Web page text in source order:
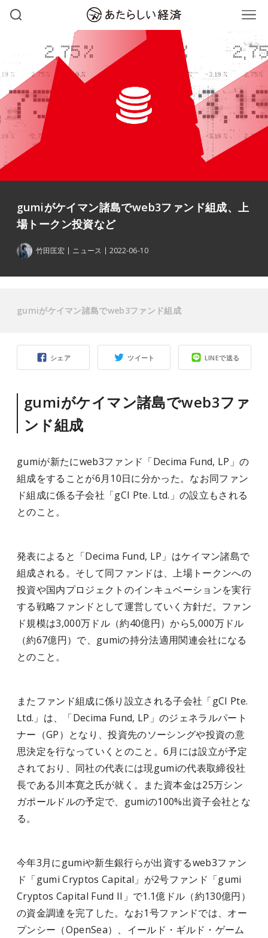
gumiがケイマン諸島でweb3ファンド組成、上
場トークン投資など
竹田匡宏 ニュース 2022-06-10
シェア ツイート LINEで送る
gumiがケイマン諸島でweb3ファ
ンド組成
gumiが新たにweb3ファンド「Decima Fund, LP」の
組成をすることが6月10日に分かった。なお同ファン
ド組成に係る子会社「gCI Pte. Ltd.」の設立もされる
とのこと。
発表によると「Decima Fund, LP」はケイマン諸島で
組成される。そして同ファンドは、上場トークンへの
投資や国内プロジェクトのインキュベーションを実行
する戦略ファンドとして運営していく方針だ。ファン
ド規模は3,000万ドル（約40億円）から5,000万ドル
（約67億円）で、gumiの持分法適用関連会社になる
とのこと。
またファンド組成に係り設立される子会社「gCI Pte.
Ltd.」は、「Decima Fund, LP」のジェネラルパート
ナー（GP）となり、投資先のソーシングや投資の意
思決定を行なっていくとのこと。6月には設立が予定
されており、同社の代表には現gumiの代表取締役社
長である川本寛之氏が就く。また資本金は25万シン
ガポールドルの予定で、gumiの100%出資子会社とな
る。
今年3月にgumiや新生銀行らが出資するweb3ファン
ド「gumi Cryptos Capital」が2号ファンド「gumi
Cryptos Capital Fund II」で1.1億ドル（約130億円）
の資金調達を完了した。なお1号ファンドでは、オー
プンシー（OpenSea）、イールド・ギルド・ゲーム
gumiがケイマン諸島でweb3ファンド組成